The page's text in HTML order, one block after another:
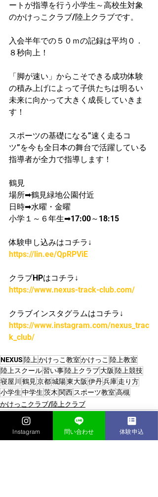
ートが指導を行う小学生～高校生対象
のかけっこクラブ/陸上クラブです。
入会半年での５０ｍの記録は平均０．
８秒向上！​
「脚が速い」からこそできる成功体験
の積み上げによって子供たちは明るい
未来に向かって大きく成長していきま
す！
スポーツの基礎になる”速く走るコ
ツ”を今も全日本の舞台で活躍している
指導者が​全力で指導します！
鶴見
場所➡鶴見緑地公園付近
日時➡水曜・金曜
小学１～６年生➡17:00～18:15
体験申し込みはコチラ↓
https://lin.ee/QpRPViE
クラブHPはコチラ↓
https://www.nexus-track-club.com/
クラブインスタグラムはコチラ↓
https://www.instagram.com/nexus_trac
k_club/
NEXUS 陸上かけっこ教室かけっこ 陸上教室
陸上スクール習い事陸上クラブ大阪 陸上競技
寝屋川 鶴見京都城陽東大阪 伊丹兵庫走り方
小学生中学生茨木 関西 スポーツ教室高槻
かけっこクラブ/陸上クラブ
Instagram 問い合わせ 体験申込